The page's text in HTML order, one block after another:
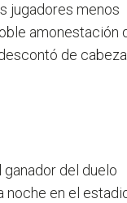
jugadores menos
amonestación
de
del duelo
noche en el